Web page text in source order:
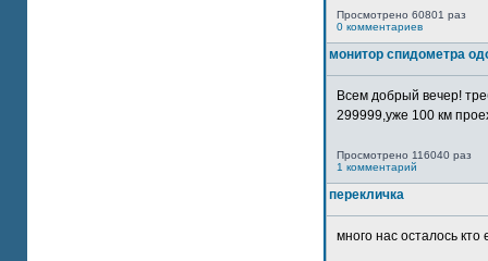
Просмотрено 60801 раз
0 комментариев
монитор спидометра
Всем добрый вечер!
299999,уже 100 км
Просмотрено 116040 раз
1 комментарий
перекличка
много нас осталось